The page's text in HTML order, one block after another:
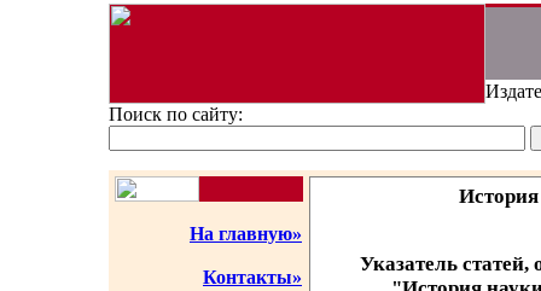
Поиск по сайту:
На главную»
Контакты»
Указатель